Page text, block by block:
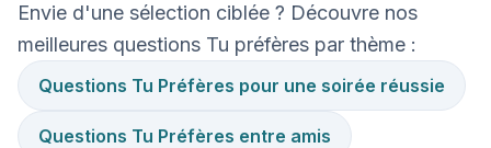
Envie d'une sélection ciblée ? Découvre nos
meilleures questions Tu préfères par thème :
Questions Tu Préfères pour une soirée réussie
Questions Tu Préfères entre amis